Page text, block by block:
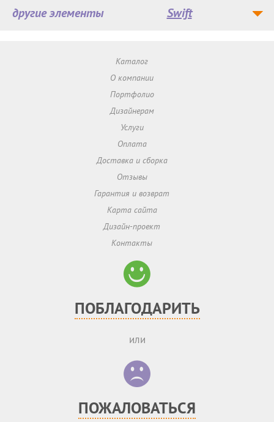
другие элементы Swift
Каталог
О компании
Портфолио
Дизайнерам
Услуги
Оплата
Доставка и сборка
Отзывы
Гарантия и возврат
Карта сайта
Дизайн-проект
Контакты
ПОБЛАГОДАРИТЬ
или
ПОЖАЛОВАТЬСЯ